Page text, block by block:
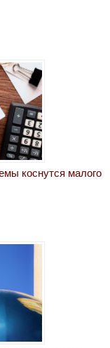
коснутся малого